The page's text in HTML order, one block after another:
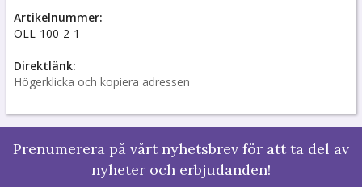
Artikelnummer:
OLL-100-2-1
Direktlänk:
Högerklicka och kopiera adressen
Prenumerera på vårt nyhetsbrev för att ta del av
nyheter och erbjudanden!